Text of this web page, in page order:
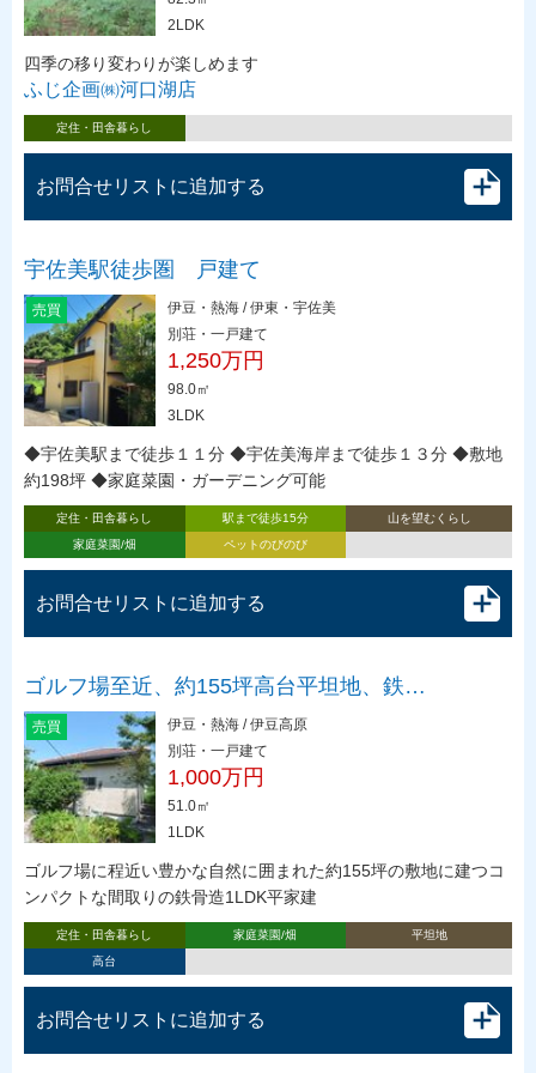
2LDK
四季の移り変わりが楽しめます
ふじ企画㈱河口湖店
定住・田舎暮らし
お問合せリストに追加する
宇佐美駅徒歩圏 戸建て
売買
伊豆・熱海 / 伊東・宇佐美
別荘・一戸建て
1,250万円
98.0㎡
3LDK
◆宇佐美駅まで徒歩１１分 ◆宇佐美海岸まで徒歩１３分 ◆敷地
約198坪 ◆家庭菜園・ガーデニング可能
定住・田舎暮らし 駅まで徒歩15分
山を望むくらし
家庭菜園/畑
ペットのびのび
お問合せリストに追加する
ゴルフ場至近、約155坪高台平坦地、鉄…
売買
伊豆・熱海 / 伊豆高原
別荘・一戸建て
1,000万円
51.0㎡
1LDK
ゴルフ場に程近い豊かな自然に囲まれた約155坪の敷地に建つコ
ンパクトな間取りの鉄骨造1LDK平家建
定住・田舎暮らし 家庭菜園/畑
平坦地
高台
お問合せリストに追加する